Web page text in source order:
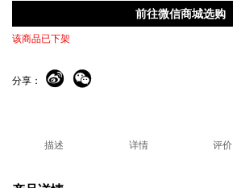
前往微信商城选购
该商品已下架
分享：
描述 详情 评价